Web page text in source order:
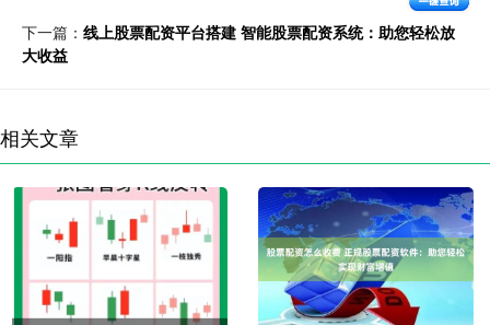
下一篇： 线上股票配资平台搭建 智能股票配资系统：助您轻松放
大收益
相关文章